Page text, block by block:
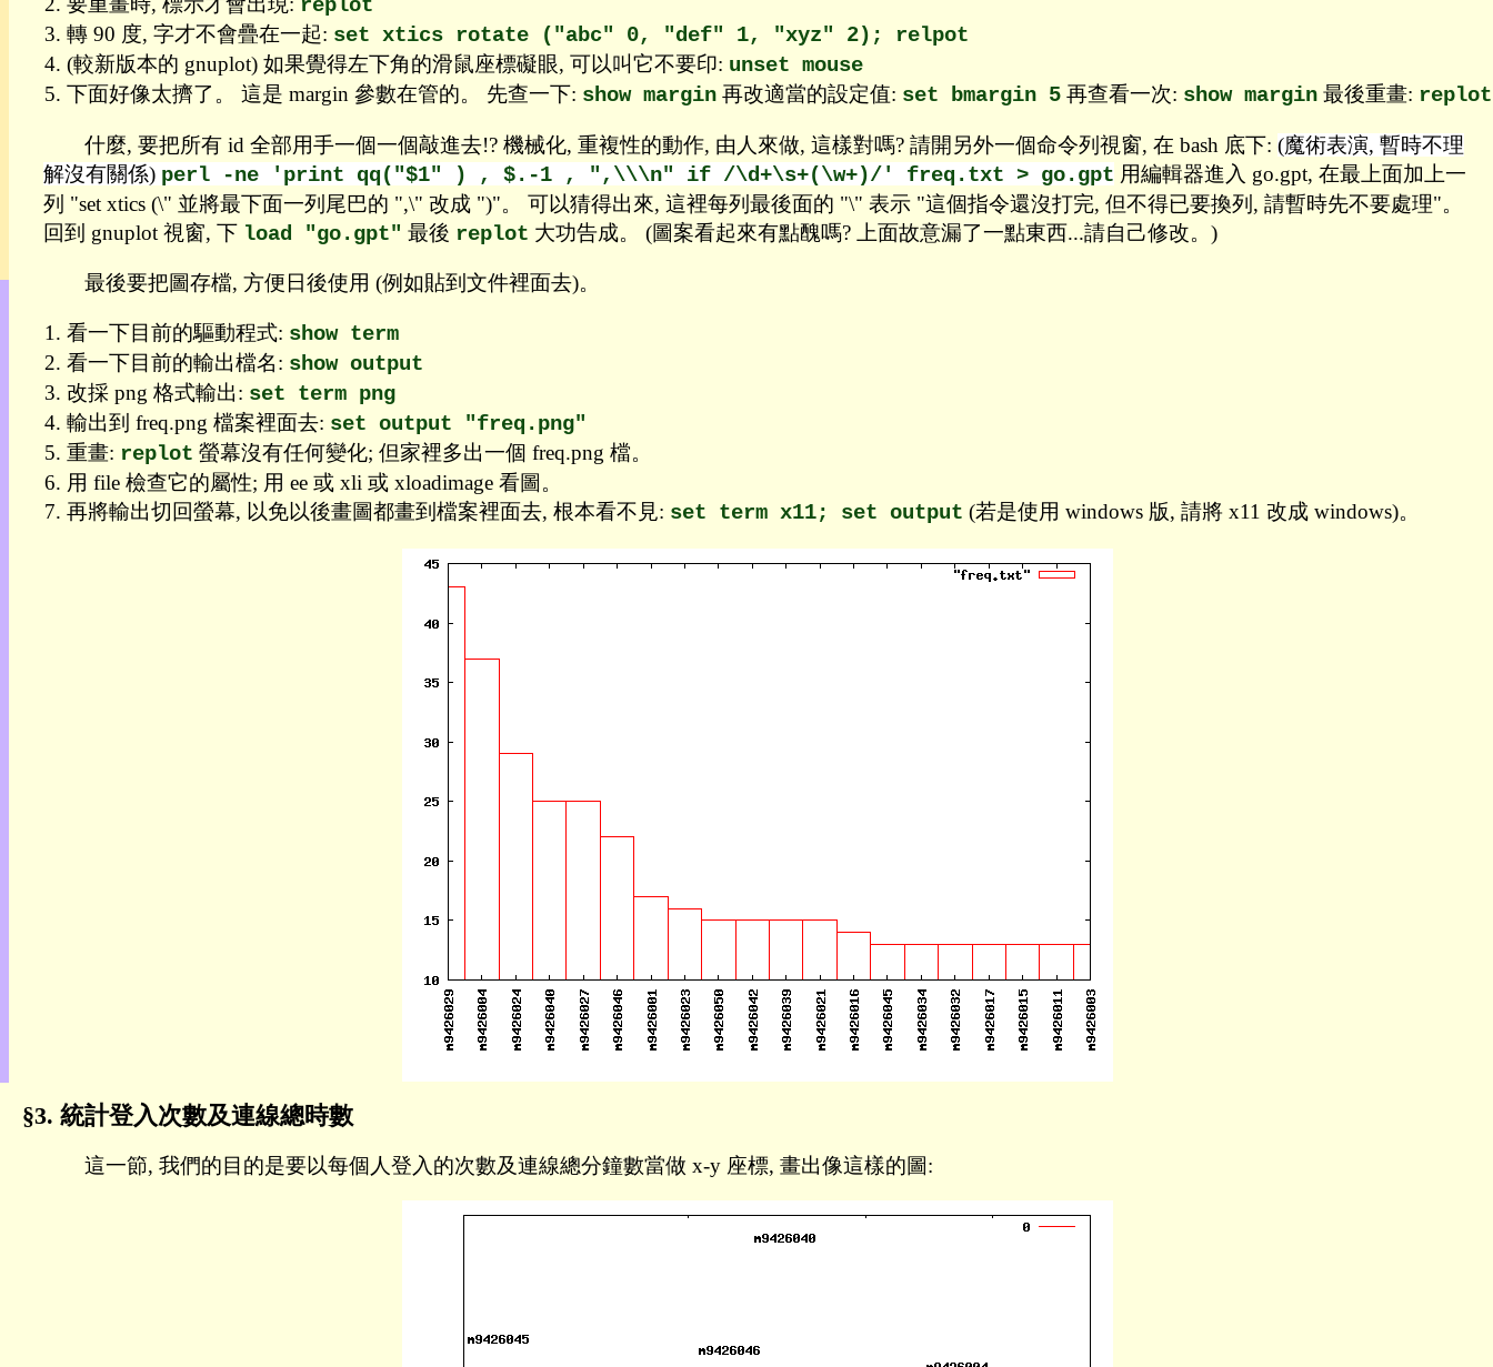
求
生
基
令
阿
貴
管
replot
轉 90 度, 字才不會疊在一起: set xtics rotate ("abc" 0, "def" 1, "xyz" 2); relpot
(較新版本的 gnuplot) 如果覺得左下角的滑鼠座標礙眼, 可以叫它不要印: unset mouse
下面好像太擠了。 這是 margin 參數在管的。 先查一下: show margin 再改適當的設定值: set bmargin 5 再查看一次: show margin 最後重畫: replot
什麼, 要把所有 id 全部用手一個一個敲進去!? 機械化, 重複性的動作, 由人來做, 這樣對嗎? 請開另外一個命令列視窗, 在 bash 底下: (魔術表演, 暫時不理
解沒有關係) perl -ne 'print qq("$1" ) , $.-1 , ",\\\n" if /\d+\s+(\w+)/' freq.txt > go.gpt 用編輯器進入 go.gpt, 在最上面加上一
列 "set xtics (\" 並將最下面一列尾巴的 ",\" 改成 ")"。 可以猜得出來, 這裡每列最後面的 "\" 表示 "這個指令還沒打完, 但不得已要換列, 請暫時先不要處理"。
回到 gnuplot 視窗, 下 load "go.gpt" 最後 replot 大功告成。 (圖案看起來有點醜嗎? 上面故意漏了一點東西...請自己修改。)
最後要把圖存檔, 方便日後使用 (例如貼到文件裡面去)。
看一下目前的驅動程式: show term
看一下目前的輸出檔名: show output
改採 png 格式輸出: set term png
輸出到 freq.png 檔案裡面去: set output "freq.png"
重畫: replot 螢幕沒有任何變化; 但家裡多出一個 freq.png 檔。
用 file 檢查它的屬性; 用 ee 或 xli 或 xloadimage 看圖。
再將輸出切回螢幕, 以免以後畫圖都畫到檔案裡面去, 根本看不見: set term x11; set output (若是使用 windows 版, 請將 x11 改成 windows)。
統計登入次數及連線總時數
這一節, 我們的目的是要以每個人登入的次數及連線總分鐘數當做 x-y 座標, 畫出像這樣的圖: